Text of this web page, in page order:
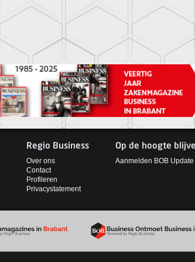
Regio Business
Over ons
Contact
Profileren
Privacystatement
Op de hoogte
Aanmelden BOB Update